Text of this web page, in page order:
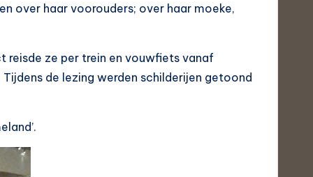
over haar voorouders; over haar moeke,
reisde ze per trein en vouwfiets vanaf
de lezing werden schilderijen getoond